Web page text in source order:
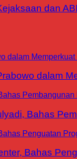
dan
dalam
Bahas
Bahas